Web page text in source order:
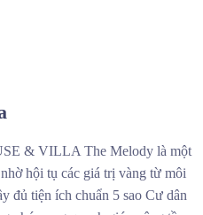
& VILLA The Melody là một
hội tụ các giá trị vàng từ môi
đủ tiện ích chuẩn 5 sao Cư dân